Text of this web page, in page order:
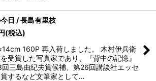
日 / 長島有里枝
(税込)
160P 再入荷しました。 木村伊兵衛
受賞した写真家であり、『背中の記憶』
回三島由紀夫賞候補、第26回講談社エッセ
するなど文筆家として…